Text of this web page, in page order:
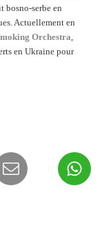
serbe en
Actuellement en
Orchestra,
en Ukraine pour